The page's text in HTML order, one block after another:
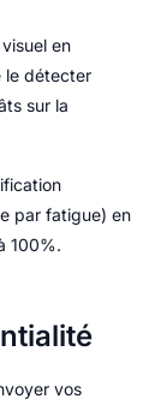
en
le détecter
sur la
par fatigue) en
100%.
vos